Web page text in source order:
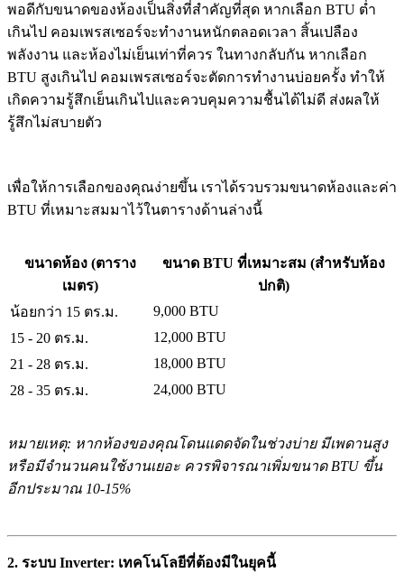
พอดีกับขนาดของห้องเป็นสิ่งที่สำคัญที่สุด หากเลือก BTU ต่ำ
เกินไป คอมเพรสเซอร์จะทำงานหนักตลอดเวลา สิ้นเปลือง
พลังงาน และห้องไม่เย็นเท่าที่ควร ในทางกลับกัน หากเลือก
BTU สูงเกินไป คอมเพรสเซอร์จะตัดการทำงานบ่อยครั้ง ทำให้
เกิดความรู้สึกเย็นเกินไปและควบคุมความชื้นได้ไม่ดี ส่งผลให้
รู้สึกไม่สบายตัว
เพื่อให้การเลือกของคุณง่ายขึ้น เราได้รวบรวมขนาดห้องและค่า
BTU ที่เหมาะสมมาไว้ในตารางด้านล่างนี้
ขนาดห้อง (ตาราง
เมตร)
ขนาด BTU ที่เหมาะสม (สำหรับห้อง
ปกติ)
น้อยกว่า 15 ตร.ม.
9,000 BTU
15 - 20 ตร.ม.
12,000 BTU
21 - 28 ตร.ม.
18,000 BTU
28 - 35 ตร.ม.
24,000 BTU
หมายเหตุ: หากห้องของคุณโดนแดดจัดในช่วงบ่าย มีเพดานสูง
หรือมีจำนวนคนใช้งานเยอะ ควรพิจารณาเพิ่มขนาด BTU ขึ้น
อีกประมาณ 10-15%
2. ระบบ Inverter: เทคโนโลยีที่ต้องมีในยุคนี้